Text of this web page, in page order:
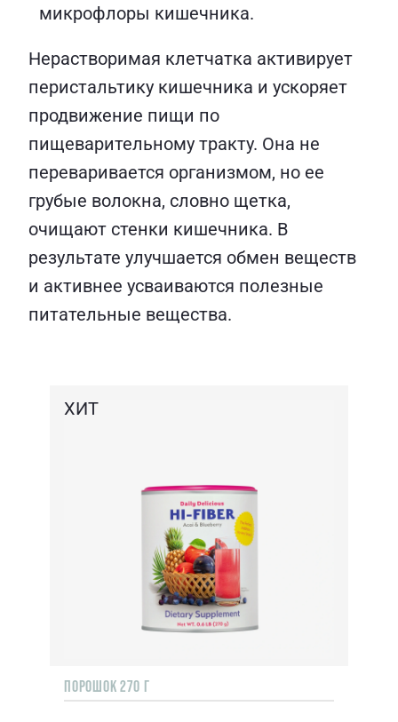
микрофлоры кишечника.
Нерастворимая клетчатка активирует
перистальтику кишечника и ускоряет
продвижение пищи по
пищеварительному тракту. Она не
переваривается организмом, но ее
грубые волокна, словно щетка,
очищают стенки кишечника. В
результате улучшается обмен веществ
и активнее усваиваются полезные
питательные вещества.
ХИТ
ПОРОШОК 270 Г